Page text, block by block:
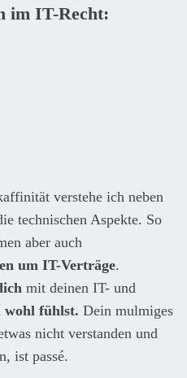
im IT-Recht:
verstehe ich neben
technischen Aspekte. So
aber auch
um IT-Verträge.
mit deinen IT- und
wohl fühlst. Dein mulmiges
nicht verstanden und
ist passé.